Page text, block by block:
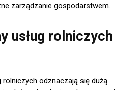
zarządzanie gospodarstwem.
usług rolniczych
rolniczych odznaczają się dużą